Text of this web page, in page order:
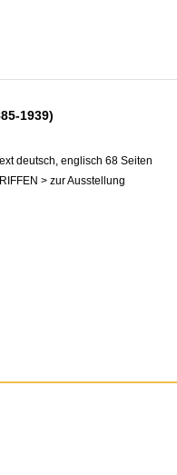
1939)
deutsch, englisch 68 Seiten
> zur Ausstellung